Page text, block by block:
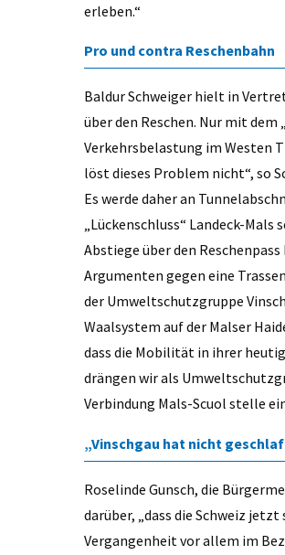
erleben.“
Pro und contra Reschenbahn
Baldur Schweiger hielt in
über den Reschen. Nur mit dem
Verkehrsbelastung im Westen
löst dieses Problem nicht“, so
Es werde daher an
„Lückenschluss“ Landeck-
Abstiege über den
Argumenten gegen eine
der Umweltschutzgruppe
Waalsystem auf der Malser
dass die Mobilität in ihrer
drängen wir als
Verbindung Mals-Scuol stelle
„Vinschgau hat nicht
Roselinde Gunsch, die
darüber, „dass die Schweiz
Vergangenheit vor allem im